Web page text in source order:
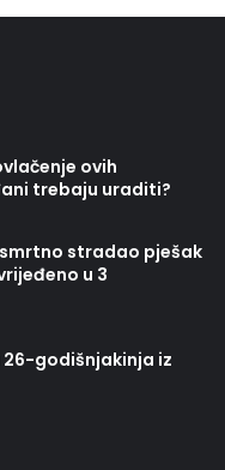
ovih
trebaju uraditi?
stradao pješak
u 3
26-godišnjakinja iz